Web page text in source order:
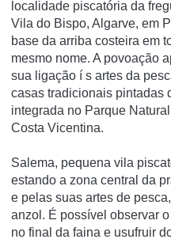
localidade piscatória da
Vila do Bispo, Algarve, em
base da arriba costeira em
mesmo nome. A povoação
sua ligação í s artes da
casas tradicionais pintadas
integrada no Parque
Costa Vicentina.
Salema, pequena vila
estando a zona central da
e pelas suas artes de
anzol. É possí­vel observar
no final da faina e usufruir